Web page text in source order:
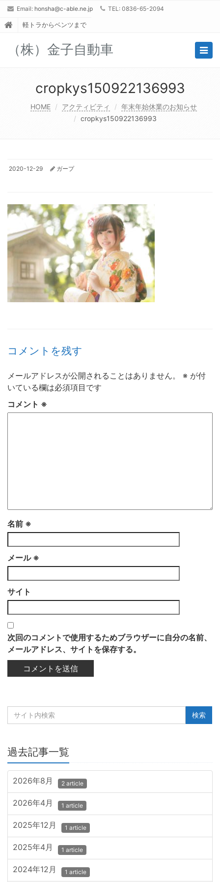
Email: honsha@c-able.ne.jp TEL: 0836-65-2094
軽トラからベンツまで
（株）金子自動車
cropkys150922136993
HOME アクティビティ
年末年始休業のお知らせ
cropkys150922136993
2020-12-29 ガープ
コメントを残す
メールアドレスが公開されることはありません。 ※ が付
いている欄は必須項目です
コメント ※
名前 ※
メール ※
サイト
次回のコメントで使用するためブラウザーに自分の名前、
メールアドレス、サイトを保存する。
過去記事一覧
2026年8月 2 article
2026年4月 1 article
2025年12月 1 article
2025年4月 1 article
2024年12月 1 article